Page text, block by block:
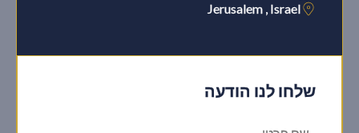
Jerusalem , Israel
שלחו לנו הודעה